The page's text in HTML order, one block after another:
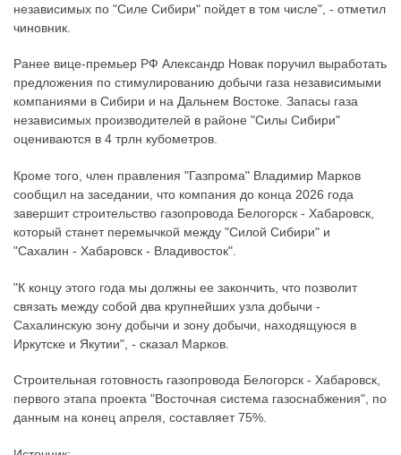
независимых по "Силе Сибири" пойдет в том числе", - отметил
чиновник.
Ранее вице-премьер РФ Александр Новак поручил выработать
предложения по стимулированию добычи газа независимыми
компаниями в Сибири и на Дальнем Востоке. Запасы газа
независимых производителей в районе "Силы Сибири"
оцениваются в 4 трлн кубометров.
Кроме того, член правления "Газпрома" Владимир Марков
сообщил на заседании, что компания до конца 2026 года
завершит строительство газопровода Белогорск - Хабаровск,
который станет перемычкой между "Силой Сибири" и
"Сахалин - Хабаровск - Владивосток".
"К концу этого года мы должны ее закончить, что позволит
связать между собой два крупнейших узла добычи -
Сахалинскую зону добычи и зону добычи, находящуюся в
Иркутске и Якутии", - сказал Марков.
Строительная готовность газопровода Белогорск - Хабаровск,
первого этапа проекта "Восточная система газоснабжения", по
данным на конец апреля, составляет 75%.